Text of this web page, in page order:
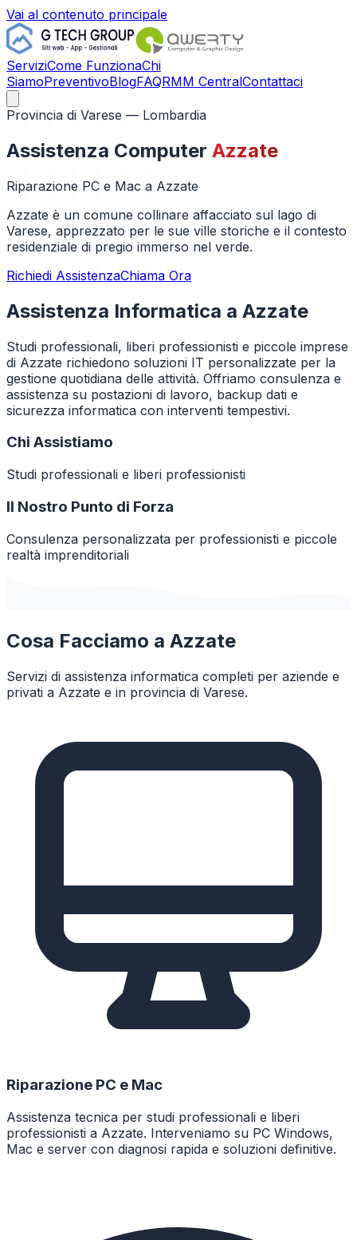
Vai al contenuto principale
ServiziCome FunzionaChi
SiamoPreventivoBlogFAQRMM CentralContattaci
Provincia di Varese — Lombardia
Assistenza Computer Azzate
Riparazione PC e Mac a Azzate
Azzate è un comune collinare affacciato sul lago di
Varese, apprezzato per le sue ville storiche e il contesto
residenziale di pregio immerso nel verde.
Richiedi AssistenzaChiama Ora
Assistenza Informatica a Azzate
Studi professionali, liberi professionisti e piccole imprese
di Azzate richiedono soluzioni IT personalizzate per la
gestione quotidiana delle attività. Offriamo consulenza e
assistenza su postazioni di lavoro, backup dati e
sicurezza informatica con interventi tempestivi.
Chi Assistiamo
Studi professionali e liberi professionisti
Il Nostro Punto di Forza
Consulenza personalizzata per professionisti e piccole
realtà imprenditoriali
Cosa Facciamo a Azzate
Servizi di assistenza informatica completi per aziende e
privati a Azzate e in provincia di Varese.
Riparazione PC e Mac
Assistenza tecnica per studi professionali e liberi
professionisti a Azzate. Interveniamo su PC Windows,
Mac e server con diagnosi rapida e soluzioni definitive.